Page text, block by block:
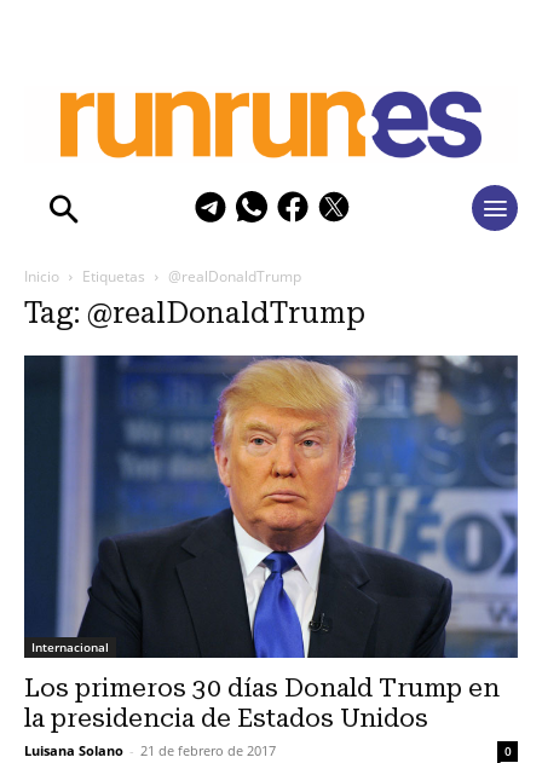
Inicio Etiquetas @realDonaldTrump
Tag: @realDonaldTrump
Internacional
Los primeros 30 días Donald Trump en
la presidencia de Estados Unidos
Luisana Solano - 21 de febrero de 2017 0